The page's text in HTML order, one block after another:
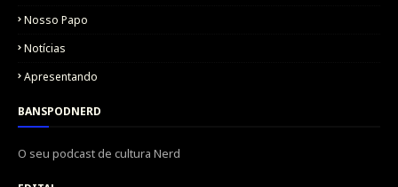
Nosso Papo
Notícias
Apresentando
BANSPODNERD
O seu podcast de cultura Nerd